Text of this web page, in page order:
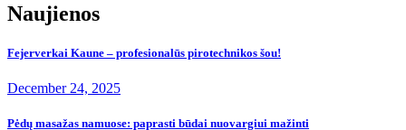
Naujienos
Fejerverkai Kaune – profesionalūs pirotechnikos šou!
December 24, 2025
Pėdų masažas namuose: paprasti būdai nuovargiui mažinti